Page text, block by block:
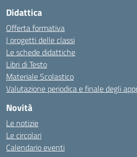
Didattica
Offerta formativa
I progetti delle classi
Le schede didattiche
Libri di Testo
Materiale Scolastico
Valutazione periodica e finale degli
Novità
Le notizie
Le circolari
Calendario eventi